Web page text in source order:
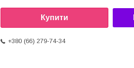
Купити
+380 (66) 279-74-34